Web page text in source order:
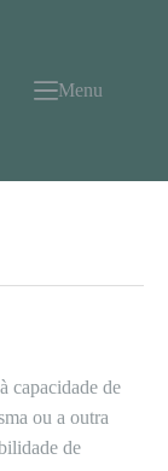
Menu
capacidade de
ou a outra
de